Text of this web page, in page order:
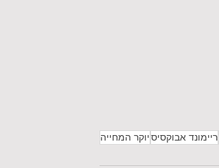
ריימונד אבוקסיסיוקר המחייה